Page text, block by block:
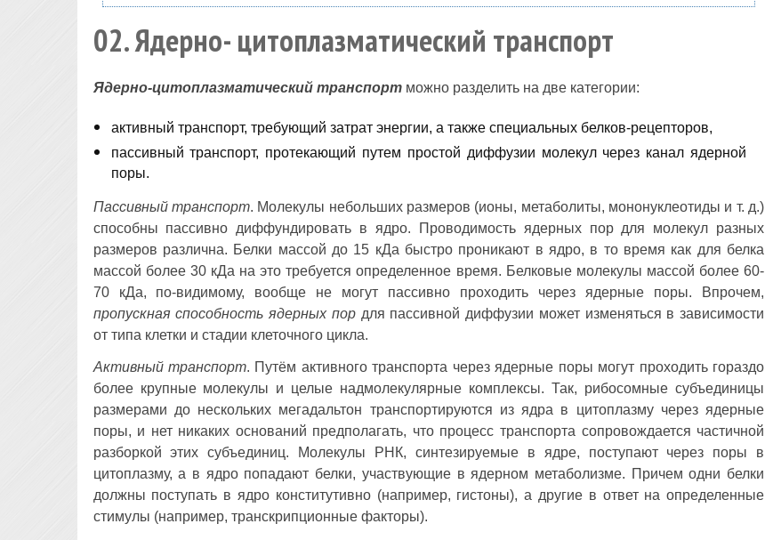
02. Ядерно- цитоплазматический транспорт
Ядерно-цитоплазматический транспортможно разделить на две категории:
активный транспорт, требующий затрат энергии, а также специальных белков-рецепторов,
пассивный транспорт, протекающий путем простой диффузии молекул через канал ядерной
поры.
Пассивный транспорт. Молекулы небольших размеров (ионы, метаболиты, мононуклеотиды и т. д.)
способны пассивно диффундировать в ядро. Проводимость ядерных пор для молекул разных
размеров различна. Белки массой до 15 кДа быстро проникают в ядро, в то время как для белка
массой более 30 кДа на это требуется определенное время. Белковые молекулы массой более 60-
70 кДа, по-видимому, вообще не могут пассивно проходить через ядерные поры. Впрочем,
пропускная способность ядерных пордля пассивной диффузии может изменяться в зависимости
от типа клетки и стадии клеточного цикла.
Активный транспорт. Путём активного транспорта через ядерные поры могут проходить гораздо
более крупные молекулы и целые надмолекулярные комплексы. Так, рибосомные субъединицы
размерами до нескольких мегадальтон транспортируются из ядра в цитоплазму через ядерные
поры, и нет никаких оснований предполагать, что процесс транспорта сопровождается частичной
разборкой этих субъединиц. Молекулы РНК, синтезируемые в ядре, поступают через поры в
цитоплазму, а в ядро попадают белки, участвующие в ядерном метаболизме. Причем одни белки
должны поступать в ядро конститутивно (например, гистоны), а другие в ответ на определенные
стимулы (например, транскрипционные факторы).